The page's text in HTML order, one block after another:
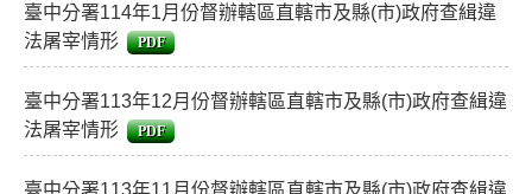
臺中分署114年1月份督辦轄區直轄市及縣(市)政府查緝違
法屠宰情形
PDF
臺中分署113年12月份督辦轄區直轄市及縣(市)政府查緝違
法屠宰情形
PDF
臺中分署113年11月份督辦轄區直轄市及縣(市)政府查緝違